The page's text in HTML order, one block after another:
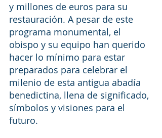
y millones de euros para su
restauración. A pesar de este
programa monumental, el
obispo y su equipo han querido
hacer lo mínimo para estar
preparados para celebrar el
milenio de esta antigua abadía
benedictina, llena de significado,
símbolos y visiones para el
futuro.